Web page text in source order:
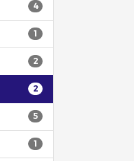
4
1
2
2
5
1